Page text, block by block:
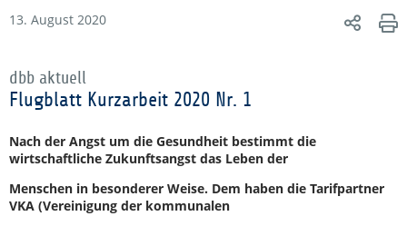
13. August 2020
dbb aktuell
Flugblatt Kurzarbeit 2020 Nr. 1
Nach der Angst um die Gesundheit bestimmt die
wirtschaftliche Zukunftsangst das Leben der
Menschen in besonderer Weise. Dem haben die Tarifpartner
VKA (Vereinigung der kommunalen